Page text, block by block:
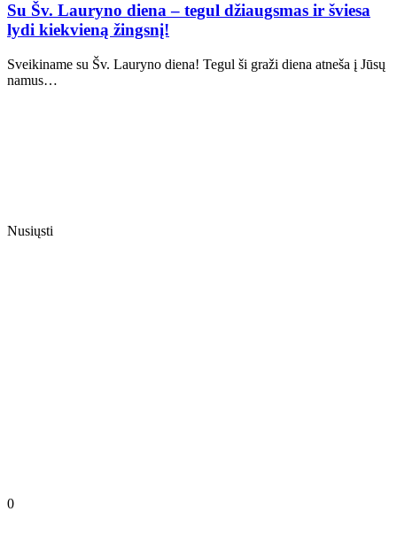
Su Šv. Lauryno diena – tegul džiaugsmas ir šviesa
lydi kiekvieną žingsnį!
Sveikiname su Šv. Lauryno diena! Tegul ši graži diena atneša į Jūsų
namus…
Nusiųsti
0